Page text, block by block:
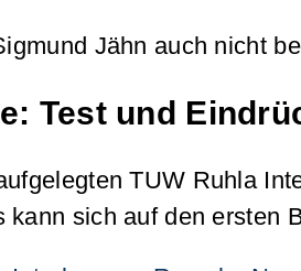
Jähn auch nicht
Test und
TUW Ruhla
kann sich auf den ersten